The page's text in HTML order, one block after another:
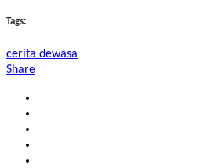
Tags:
cerita dewasa
Share